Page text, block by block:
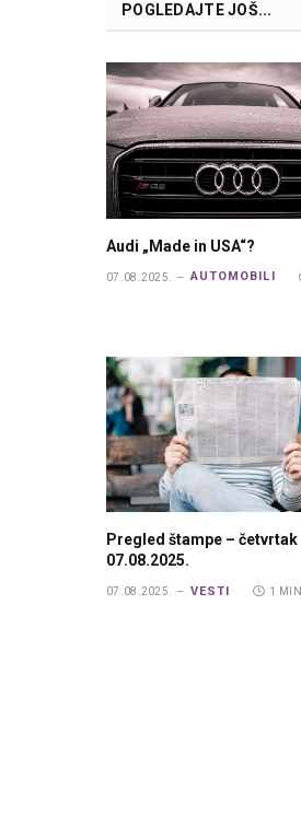
POGLEDAJTE JOŠ...
Audi „Made in USA“?
07.08.2025. AUTOMOBILI
Pregled štampe – četvrtak
07.08.2025.
07.08.2025. VESTI 1 MIN.